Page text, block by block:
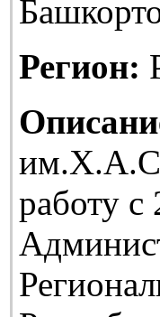
Регион:
работу с